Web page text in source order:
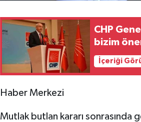
CHP
bizim
İçeriği
Haber Merkezi
Mutlak butlan kararı sonrasında